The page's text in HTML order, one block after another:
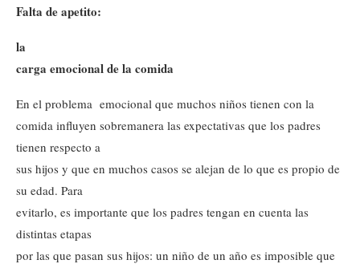
Falta de apetito:
la
carga emocional de la comida
En el problema emocional que muchos niños tienen con la
comida influyen sobremanera las expectativas que los padres
tienen respecto a
sus hijos y que en muchos casos se alejan de lo que es propio de
su edad. Para
evitarlo, es importante que los padres tengan en cuenta las
distintas etapas
por las que pasan sus hijos: un niño de un año es imposible que